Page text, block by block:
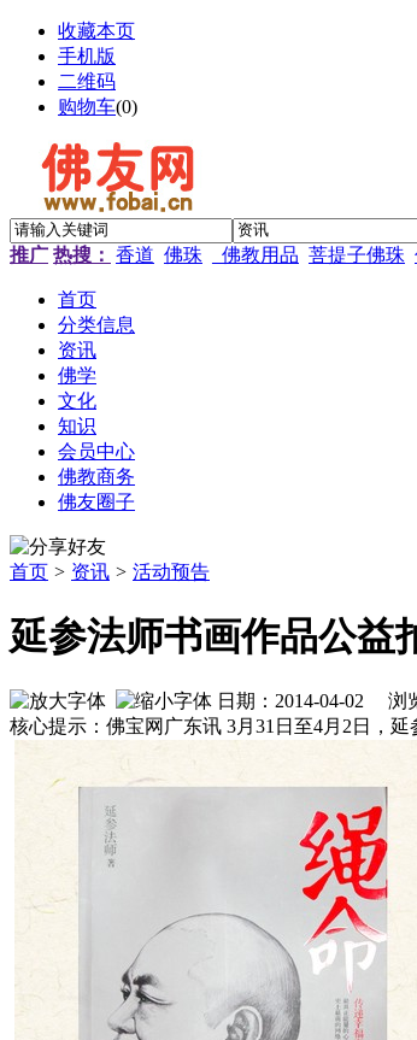
收藏本页
手机版
二维码
购物车(0)
推广 热搜： 香道 佛珠 _佛教用品 菩提子佛珠
首页
分类信息
资讯
佛学
文化
知识
会员中心
佛教商务
佛友圈子
首页 > 资讯 > 活动预告
延参法师书画作品公益
日期：2014-04-02 浏
核心提示：佛宝网广东讯 3月31日至4月2日，